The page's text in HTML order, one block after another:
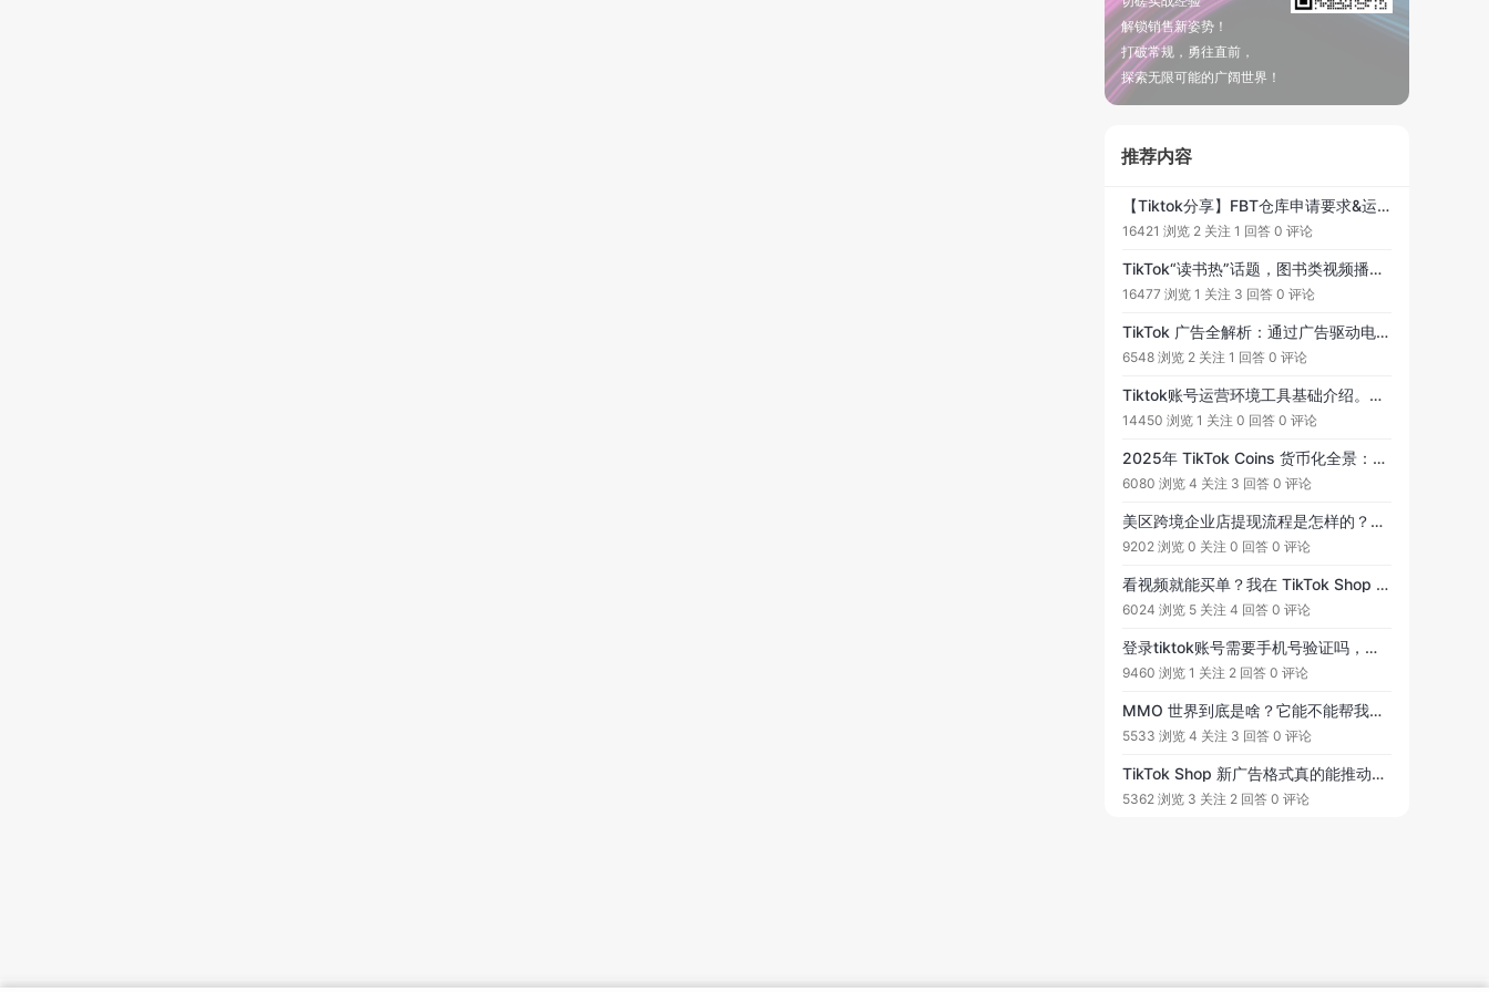
解锁销售新姿势！
打破常规，勇往直前，
探索无限可能的广阔世界！
推荐内容
【Tiktok分享】FBT仓库申请要求&运费明细
16421 浏览 2 关注 1 回答 0 评论
TikTok“读书热”话题，图书类视频播放量破千亿，书籍类目会是下一个新方向吗？
16477 浏览 1 关注 3 回答 0 评论
TikTok 广告全解析：通过广告驱动电商增长与全球化落地的真实经历
6548 浏览 2 关注 1 回答 0 评论
Tiktok账号运营环境工具基础介绍。当伪装度低于100%时，是否可以登录TikTok进行使用呢？
14450 浏览 1 关注 0 回答 0 评论
2025年 TikTok Coins 货币化全景：合规赚币和直播带货的5个落地要点
6080 浏览 4 关注 3 回答 0 评论
美区跨境企业店提现流程是怎样的？买家付款后资金是到我TikTok小店吗？然后想提现从TikTok小店提现到第三方平台，再从第三方平台提现到国内个人银行卡吗？
9202 浏览 0 关注 0 回答 0 评论
看视频就能买单？我在 TikTok Shop 的起势日记
6024 浏览 5 关注 4 回答 0 评论
登录tiktok账号需要手机号验证吗，还是说可以直接邮箱登录
9460 浏览 1 关注 2 回答 0 评论
MMO 世界到底是啥？它能不能帮我在 TikTok 电商赚钱？
5533 浏览 4 关注 3 回答 0 评论
TikTok Shop 新广告格式真的能推动跨境带货效果吗？
5362 浏览 3 关注 2 回答 0 评论